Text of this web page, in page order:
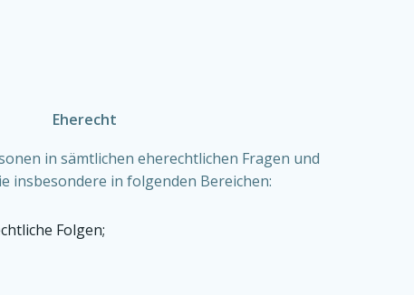
Eherecht
in sämtlichen eherechtlichen Fragen und
insbesondere in folgenden Bereichen:
Folgen;